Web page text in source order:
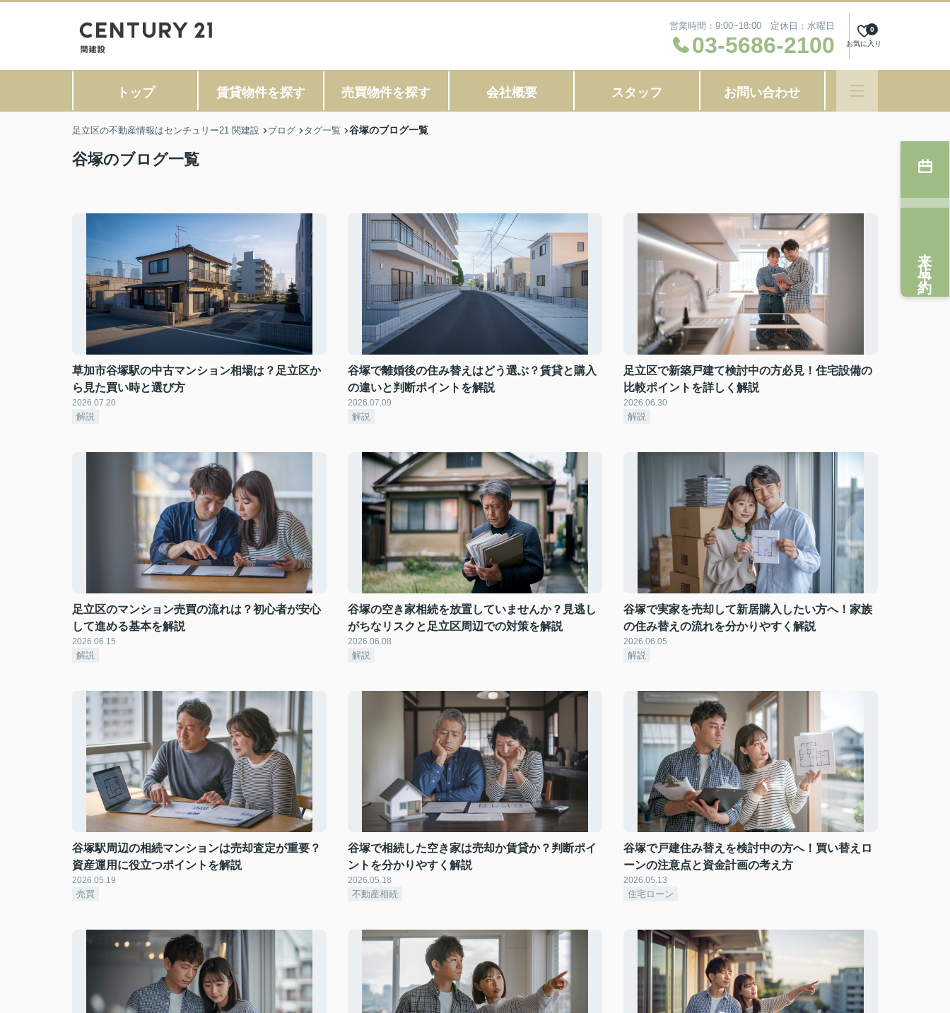
営業時間：9:00~18:00 定休日：水曜日
03-5686-2100 お気に入り
0
トップ 賃貸物件を探す 売買物件を探す 会社概要 スタッフ お問い合わせ
足立区の不動産情報はセンチュリー21 関建設 ブログ タグ一覧 谷塚のブログ一覧
谷塚のブログ一覧
草加市谷塚駅の中古マンション相場は？足立区か
ら見た買い時と選び方
2026.07.20
解説
谷塚で離婚後の住み替えはどう選ぶ？賃貸と購入
の違いと判断ポイントを解説
2026.07.09
解説
足立区で新築戸建て検討中の方必見！住宅設備の
比較ポイントを詳しく解説
2026.06.30
解説
足立区のマンション売買の流れは？初心者が安心
して進める基本を解説
2026.06.15
解説
谷塚の空き家相続を放置していませんか？見逃し
がちなリスクと足立区周辺での対策を解説
2026.06.08
解説
谷塚で実家を売却して新居購入したい方へ！家族
の住み替えの流れを分かりやすく解説
2026.06.05
解説
谷塚駅周辺の相続マンションは売却査定が重要？
資産運用に役立つポイントを解説
2026.05.19
売買
谷塚で相続した空き家は売却か賃貸か？判断ポイ
ントを分かりやすく解説
2026.05.18
不動産相続
谷塚で戸建住み替えを検討中の方へ！買い替えロ
ーンの注意点と資金計画の考え方
2026.05.13
住宅ローン
来店予約